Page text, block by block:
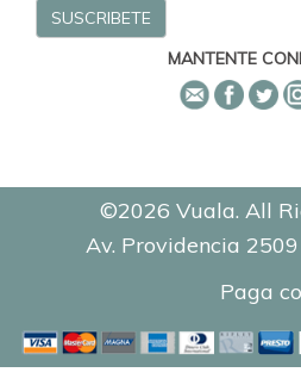
MANTENTE
©2026 Vuala. All
Av. Providencia
Paga